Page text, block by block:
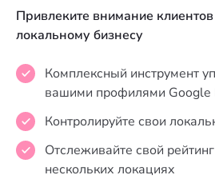
Привлеките внимание
локальному бизнесу
Комплексный инструмент
вашими профилями Google
Контролируйте свои
Отслеживайте свой
нескольких локациях